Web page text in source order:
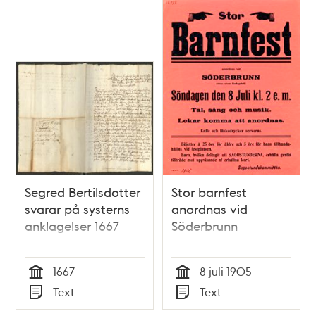
Segred Bertilsdotter
svarar på systerns
anklagelser 1667
Tid
1667
Typ
Text
Stor barnfest
anordnas vid
Söderbrunn
Tid
8 juli 1905
Typ
Text